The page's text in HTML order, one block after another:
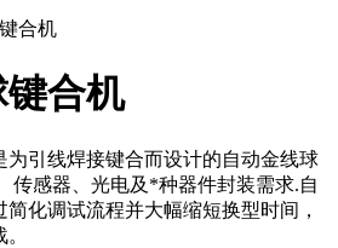
键合机
为引线焊接键合而设计的自动金线球
传感器、光电及*种器件封装需求.自
化调试流程并大幅缩短换型时间，